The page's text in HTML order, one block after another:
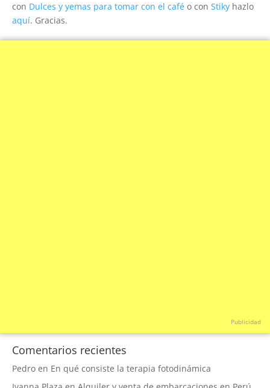
con Dulces y yemas para tomar con el café o con Stiky hazlo
aquí. Gracias.
Publicidad
Comentarios recientes
Pedro en En qué consiste la terapia fotodinámica